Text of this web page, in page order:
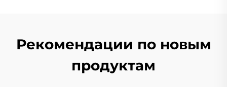
Рекомендации по новым
продуктам